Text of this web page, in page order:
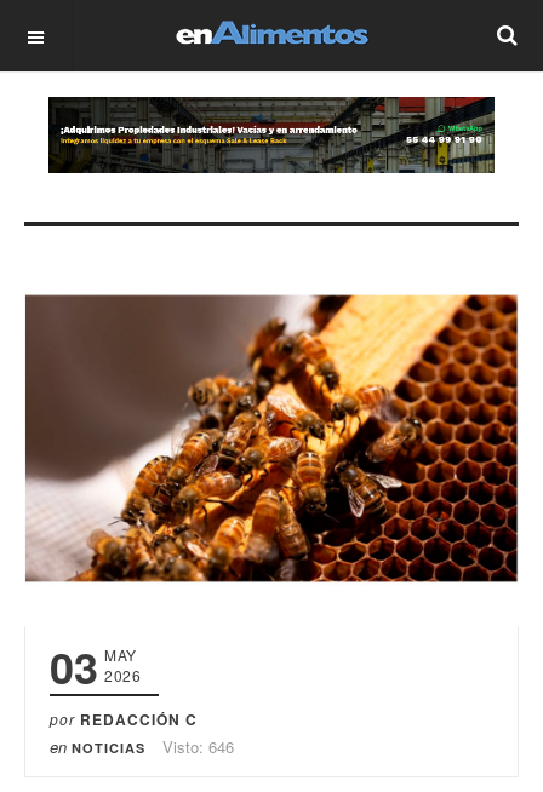
OFF CANVAS
03 MAY
2026
por REDACCIÓN C
en NOTICIAS Visto: 646